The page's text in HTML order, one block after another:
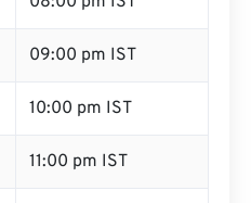
09:00 pm IST
10:00 pm IST
11:00 pm IST